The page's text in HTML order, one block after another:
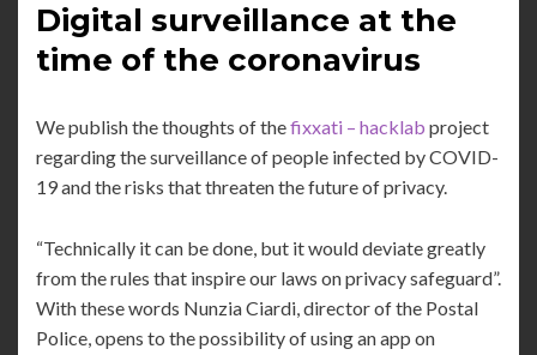
Digital surveillance at the
time of the coronavirus
We publish the thoughts of thefixxati – hacklab project
regarding the surveillance of people infected by COVID-
19 and the risks that threaten the future of privacy.
“Technically it can be done, but it would deviate greatly
from the rules that inspire our laws on privacy safeguard”.
With these words Nunzia Ciardi, director of the Postal
Police, opens to the possibility of using an app on